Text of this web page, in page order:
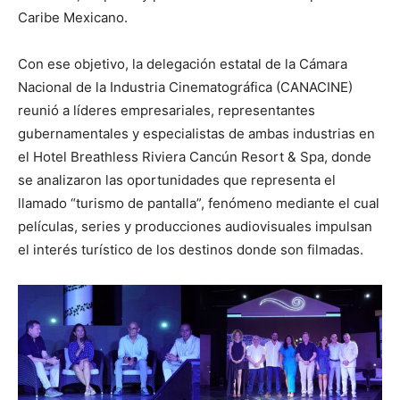
Caribe Mexicano.
Con ese objetivo, la delegación estatal de la Cámara
Nacional de la Industria Cinematográfica (CANACINE)
reunió a líderes empresariales, representantes
gubernamentales y especialistas de ambas industrias en
el Hotel Breathless Riviera Cancún Resort & Spa, donde
se analizaron las oportunidades que representa el
llamado “turismo de pantalla”, fenómeno mediante el cual
películas, series y producciones audiovisuales impulsan
el interés turístico de los destinos donde son filmadas.